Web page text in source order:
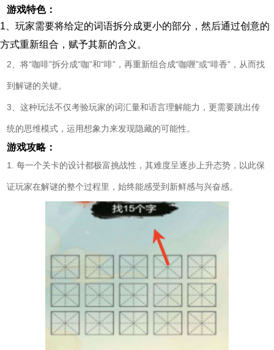
游戏特色：
1、玩家需要将给定的词语拆分成更小的部分，然后通过创意的
方式重新组合，赋予其新的含义。
2、将“咖啡”拆分成“咖”和“啡”，再重新组合成“咖喱”或“啡香”，从而找
到解谜的关键。
3、这种玩法不仅考验玩家的词汇量和语言理解能力，更需要跳出传
统的思维模式，运用想象力来发现隐藏的可能性。
游戏攻略：
1. 每一个关卡的设计都极富挑战性，其难度呈逐步上升态势，以此保
证玩家在解谜的整个过程里，始终能感受到新鲜感与兴奋感。